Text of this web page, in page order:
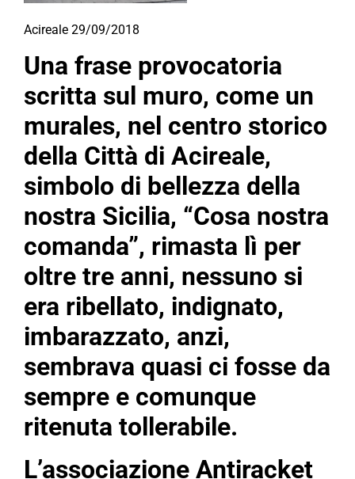
Acireale 29/09/2018
Una frase provocatoria
scritta sul muro, come un
murales, nel centro storico
della Città di Acireale,
simbolo di bellezza della
nostra Sicilia, “Cosa nostra
comanda”, rimasta lì per
oltre tre anni, nessuno si
era ribellato, indignato,
imbarazzato, anzi,
sembrava quasi ci fosse da
sempre e comunque
ritenuta tollerabile.
L’associazione Antiracket